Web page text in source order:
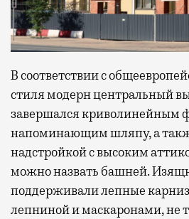
В соответствии с
стиля модерн центральный
завершался криволинейным
напоминающим шляпу, а
надстройкой с высоким
можно назвать башней.
поддерживали лепные
лепниной и маскаронами, не